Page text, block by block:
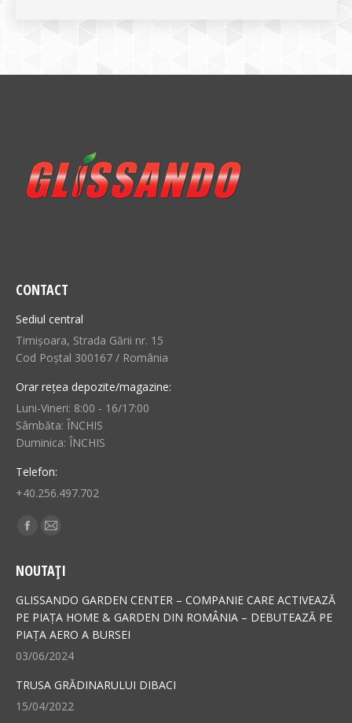
CONTACT
Sediul central
Timișoara, Strada Gării nr. 15
Cod Poștal 300167 / România
Orar rețea depozite/magazine:
Luni-Vineri: 8:00 - 16/17:00
Sâmbăta: ÎNCHIS
Duminica: ÎNCHIS
Telefon:
+40.256.497.702
Find us on:
Facebook
opens
in
new
window
Mail
opens
in
new
window
NOUTAȚI
GLISSANDO GARDEN CENTER – COMPANIE CARE ACTIVEAZĂ
PE PIAȚA HOME & GARDEN DIN ROMÂNIA – DEBUTEAZĂ PE
PIAȚA AERO A BURSEI
03/06/2024
TRUSA GRĂDINARULUI DIBACI
15/04/2022